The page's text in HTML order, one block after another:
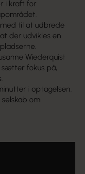
i kraft for
til at udbrede
der udvikles en
Wiederquist
fokus på,
i optagelsen.
om